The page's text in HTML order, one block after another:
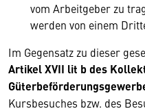
vom Arbeitgeber zu
werden von einem
Im Gegensatz zu dieser
Artikel XVII lit b des
Kursbesuches bzw. des